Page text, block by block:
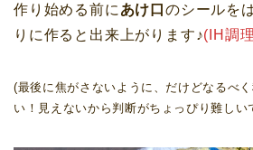
作り始める前に あけ口のシールを
りに作ると出来上がります♪(IH調
(最後に焦がさないように、だけどなるべ
い！見えないから判断がちょっぴり難しい